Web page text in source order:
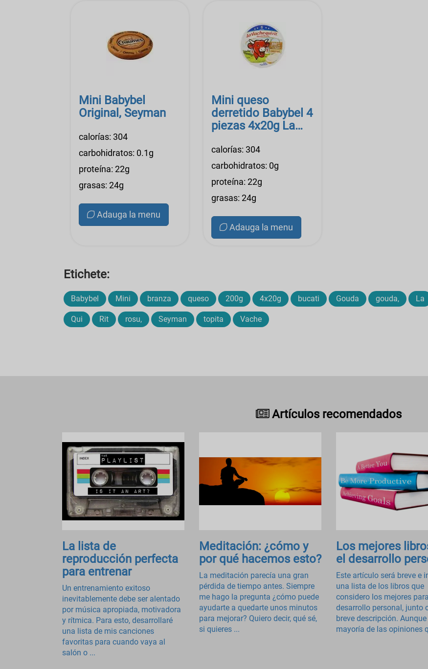
Mini Babybel
Original, Seyman
calorías: 304
carbohidratos: 0.1g
proteína: 22g
grasas: 24g
Adauga la menu
Mini queso
derretido Babybel 4
piezas 4x20g La
calorías: 304
carbohidratos: 0g
proteína: 22g
grasas: 24g
Adauga la menu
Etichete:
Babybel Mini branza queso 200g 4x20g bucati Gouda gouda, La
Qui Rit rosu, Seyman topita Vache
Artículos recomendados
La lista de
reproducción perfecta
para entrenar
Un entrenamiento exitoso
inevitablemente debe ser alentado
por música apropiada, motivadora
y rítmica. Para esto, desarrollaré
una lista de mis canciones
favoritas para cuando vaya al
salón o ...
Meditación: ¿cómo y
por qué hacemos esto?
La meditación parecía una gran
pérdida de tiempo antes. Siempre
me hago la pregunta ¿cómo puede
ayudarte a quedarte unos minutos
para mejorar? Quiero decir, qué sé,
si quieres ...
Los mejores
el desarrollo
Este artículo será breve e
una lista de los libros que
considero los mejores
desarrollo personal, junto
breve descripción. Aunque
mayoría de las opiniones